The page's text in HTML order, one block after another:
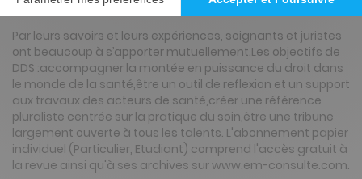
Par leurs savoirs et leurs expériences, soignants et juristes
ont beaucoup à s’apporter mutuellement.Les objectifs de
DDS :accompagner la montée en puissance du droit dans
le monde de la santé,être un outil de reflexion et un support
aux travaux des acteurs de santé,créer une référence
pluraliste centrée sur la pratique du soin,être une tribune
largement ouverte à tous les talents. L'abonnement papier
individuel (Particulier, Etudiant) comprend l'accès gratuit à
la revue ainsi qu'à ses archives sur www.em-consulte.com.